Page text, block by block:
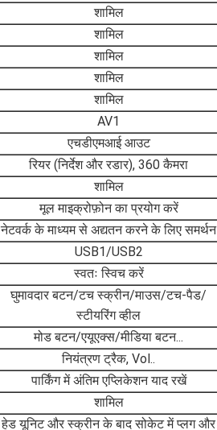
शामिल
शामिल
शामिल
शामिल
शामिल
AV1
एचडीएमआई आउट
रियर (निर्देश और रडार), 360 कैमरा
शामिल
मूल माइक्रोफ़ोन का प्रयोग करें
नेटवर्क के माध्यम से अद्यतन करने के लिए समर्थन
USB1/USB2
स्वतः स्विच करें
घुमावदार बटन/टच स्क्रीन/माउस/टच-पैड/
स्टीयरिंग व्हील
मोड बटन/एयूएक्स/मीडिया बटन...
नियंत्रण ट्रैक, Vol..
पार्किंग में अंतिम एप्लिकेशन याद रखें
शामिल
हेड यूनिट और स्क्रीन के बाद सोकेट में प्लग और